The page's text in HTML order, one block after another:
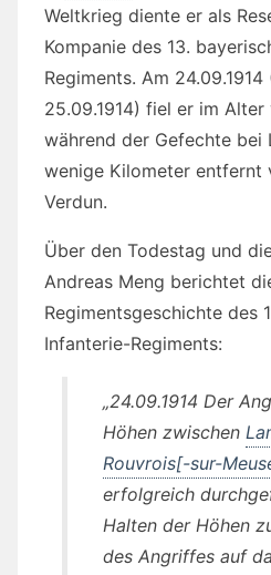
Weltkrieg diente er als
Kompanie des 13.
Regiments. Am
25.09.1914) fiel er im
während der Gefechte bei
wenige Kilometer entfernt
Verdun.
Über den Todestag und
Andreas Meng berichtet
Regimentsgeschichte des
Infanterie-Regiments:
„24.09.1914 Der
Höhen zwischen
Rouvrois[-sur-
erfolgreich
Halten der Höhen
des Angriffes auf